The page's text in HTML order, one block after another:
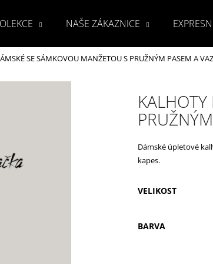
NAŠE ZÁKAZNICE
SE SÁMKOVOU MANŽETOU S PRUŽNÝM PASEM A
Dámské úpletové
kapes.
VELIKOST
BARVA
Co potřebujete najít?
HLEDAT